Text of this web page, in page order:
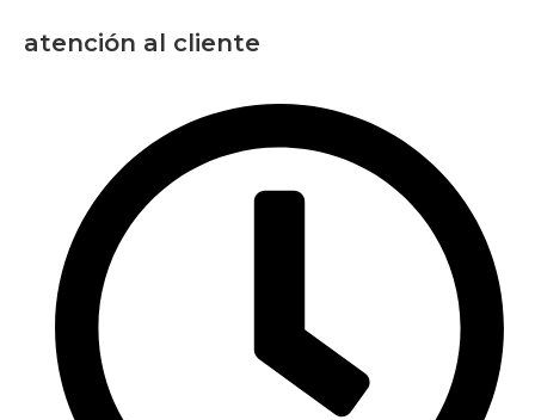
atención al cliente